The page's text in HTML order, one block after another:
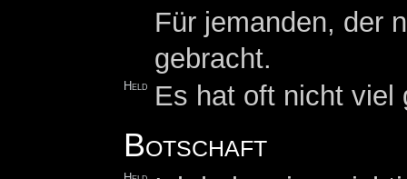
Für jemanden, der
gebracht.
Held Es hat oft nicht
Botschaft